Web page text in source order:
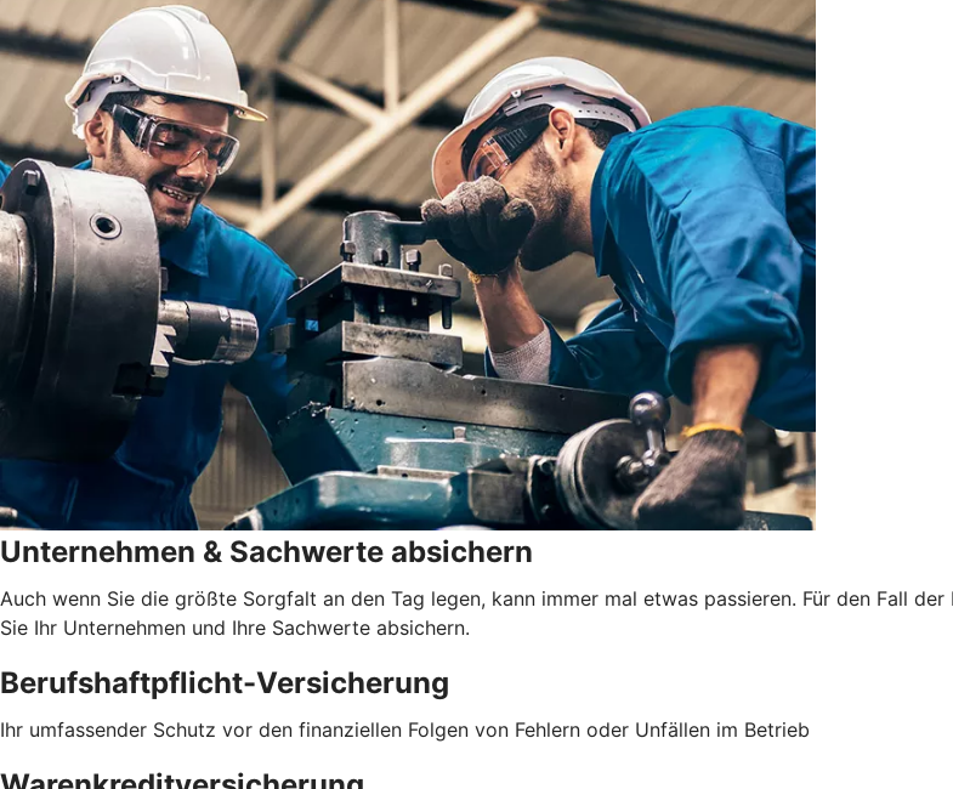
Unternehmen & Sachwerte absichern
Auch wenn Sie die größte Sorgfalt an den Tag legen, kann immer mal etwas passieren. Für den Fall
Sie Ihr Unternehmen und Ihre Sachwerte absichern.
Berufshaftpflicht-Versicherung
Ihr umfassender Schutz vor den finanziellen Folgen von Fehlern oder Unfällen im Betrieb